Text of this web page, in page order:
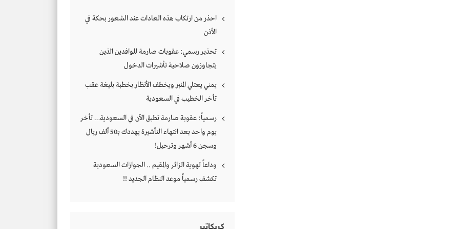
احذر من ارتكاب هذه العادات عند الشعور بحكة في
الأذن
تحذير رسمي: عقوبات صارمة للوافدين الذين
يتجاوزون صلاحية تأشيرات الدخول
يمني يعتلي المنبر ويخطف الأنظار بخطبة بليغة عقب
تأخر الخطيب في السعودية
رسمياً: عقوبة صارمة تطبق الآن في السعودية… تأخر
يوم واحد بعد انتهاء التأشيرة يهددك بـ50 ألف ريال
وسجن 6 أشهر وترحيل!
وداعاً لهوية الزائر والمقيم .. الجوازات السعودية
تكشف رسمياً موعد النظام الجديد !!